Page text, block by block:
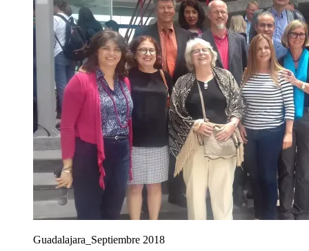
Guadalajara_Septiembre 2018